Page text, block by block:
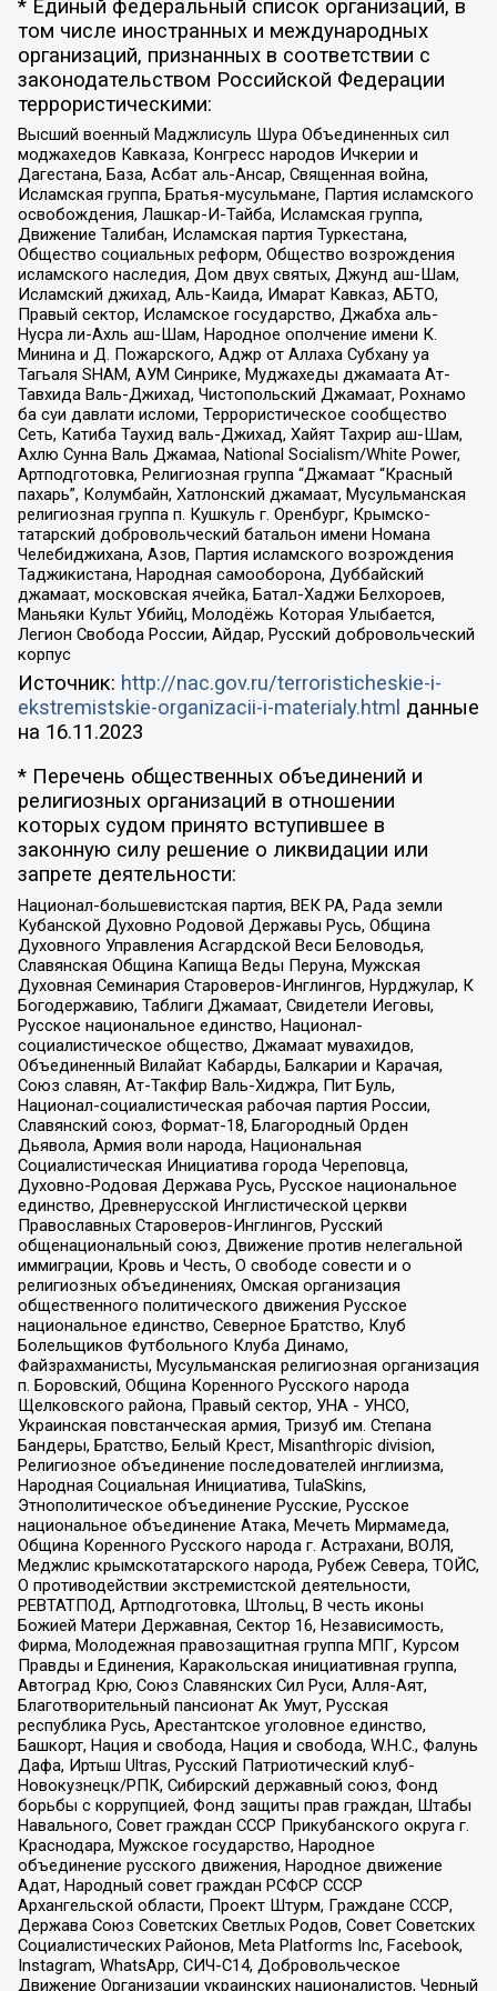
* Единый федеральный список организаций, в
том числе иностранных и международных
организаций, признанных в соответствии с
законодательством Российской Федерации
террористическими:
Высший военный Маджлисуль Шура Объединенных сил
моджахедов Кавказа, Конгресс народов Ичкерии и
Дагестана, База, Асбат аль-Ансар, Священная война,
Исламская группа, Братья-мусульмане, Партия исламского
освобождения, Лашкар-И-Тайба, Исламская группа,
Движение Талибан, Исламская партия Туркестана,
Общество социальных реформ, Общество возрождения
исламского наследия, Дом двух святых, Джунд аш-Шам,
Исламский джихад, Аль-Каида, Имарат Кавказ, АБТО,
Правый сектор, Исламское государство, Джабха аль-
Нусра ли-Ахль аш-Шам, Народное ополчение имени К.
Минина и Д. Пожарского, Аджр от Аллаха Субхану уа
Тагьаля SHAM, АУМ Синрике, Муджахеды джамаата Ат-
Тавхида Валь-Джихад, Чистопольский Джамаат, Рохнамо
ба суи давлати исломи, Террористическое сообщество
Сеть, Катиба Таухид валь-Джихад, Хайят Тахрир аш-Шам,
Ахлю Сунна Валь Джамаа, National Socialism/White Power,
Артподготовка, Религиозная группа “Джамаат “Красный
пахарь”, Колумбайн, Хатлонский джамаат, Мусульманская
религиозная группа п. Кушкуль г. Оренбург, Крымско-
татарский добровольческий батальон имени Номана
Челебиджихана, Азов, Партия исламского возрождения
Таджикистана, Народная самооборона, Дуббайский
джамаат, московская ячейка, Батал-Хаджи Белхороев,
Маньяки Культ Убийц, Молодёжь Которая Улыбается,
Легион Свобода России, Айдар, Русский добровольческий
корпус
Источник: http://nac.gov.ru/terroristicheskie-i-
ekstremistskie-organizacii-i-materialy.html данные
на 16.11.2023
* Перечень общественных объединений и
религиозных организаций в отношении
которых судом принято вступившее в
законную силу решение о ликвидации или
запрете деятельности:
Национал-большевистская партия, ВЕК РА, Рада земли
Кубанской Духовно Родовой Державы Русь, Община
Духовного Управления Асгардской Веси Беловодья,
Славянская Община Капища Веды Перуна, Мужская
Духовная Семинария Староверов-Инглингов, Нурджулар, К
Богодержавию, Таблиги Джамаат, Свидетели Иеговы,
Русское национальное единство, Национал-
социалистическое общество, Джамаат мувахидов,
Объединенный Вилайат Кабарды, Балкарии и Карачая,
Союз славян, Ат-Такфир Валь-Хиджра, Пит Буль,
Национал-социалистическая рабочая партия России,
Славянский союз, Формат-18, Благородный Орден
Дьявола, Армия воли народа, Национальная
Социалистическая Инициатива города Череповца,
Духовно-Родовая Держава Русь, Русское национальное
единство, Древнерусской Инглистической церкви
Православных Староверов-Инглингов, Русский
общенациональный союз, Движение против нелегальной
иммиграции, Кровь и Честь, О свободе совести и о
религиозных объединениях, Омская организация
общественного политического движения Русское
национальное единство, Северное Братство, Клуб
Болельщиков Футбольного Клуба Динамо,
Файзрахманисты, Мусульманская религиозная организация
п. Боровский, Община Коренного Русского народа
Щелковского района, Правый сектор, УНА - УНСО,
Украинская повстанческая армия, Тризуб им. Степана
Бандеры, Братство, Белый Крест, Misanthropic division,
Религиозное объединение последователей инглиизма,
Народная Социальная Инициатива, TulaSkins,
Этнополитическое объединение Русские, Русское
национальное объединение Атака, Мечеть Мирмамеда,
Община Коренного Русского народа г. Астрахани, ВОЛЯ,
Меджлис крымскотатарского народа, Рубеж Севера, ТОЙС,
О противодействии экстремистской деятельности,
РЕВТАТПОД, Артподготовка, Штольц, В честь иконы
Божией Матери Державная, Сектор 16, Независимость,
Фирма, Молодежная правозащитная группа МПГ, Курсом
Правды и Единения, Каракольская инициативная группа,
Автоград Крю, Союз Славянских Сил Руси, Алля-Аят,
Благотворительный пансионат Ак Умут, Русская
республика Русь, Арестантское уголовное единство,
Башкорт, Нация и свобода, Нация и свобода, W.H.С., Фалунь
Дафа, Иртыш Ultras, Русский Патриотический клуб-
Новокузнецк/РПК, Сибирский державный союз, Фонд
борьбы с коррупцией, Фонд защиты прав граждан, Штабы
Навального, Совет граждан СССР Прикубанского округа г.
Краснодара, Мужское государство, Народное
объединение русского движения, Народное движение
Адат, Народный совет граждан РСФСР СССР
Архангельской области, Проект Штурм, Граждане СССР,
Держава Союз Советских Светлых Родов, Совет Советских
Социалистических Районов, Meta Platforms Inc, Facebook,
Instagram, WhatsApp, СИЧ-С14, Добровольческое
Движение Организации украинских националистов, Черный